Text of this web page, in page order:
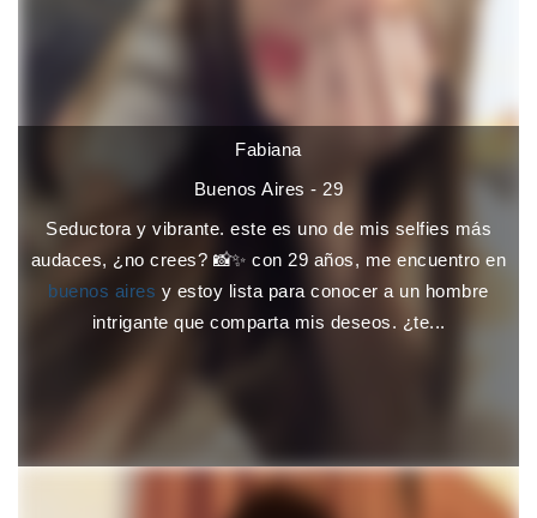
Fabiana
Buenos Aires - 29
Seductora y vibrante. este es uno de mis selfies más
audaces, ¿no crees? 📸✨ con 29 años, me encuentro en
buenos aires y estoy lista para conocer a un hombre
intrigante que comparta mis deseos. ¿te...